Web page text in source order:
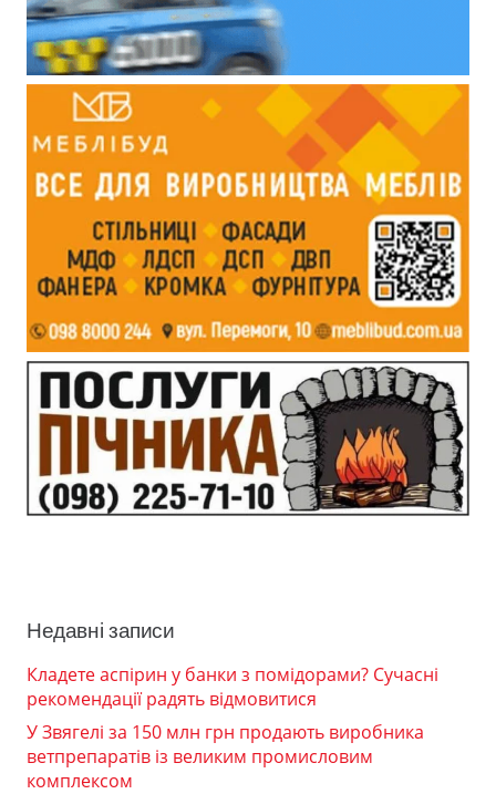
Недавні записи
Кладете аспірин у банки з помідорами? Сучасні
рекомендації радять відмовитися
У Звягелі за 150 млн грн продають виробника
ветпрепаратів із великим промисловим
комплексом